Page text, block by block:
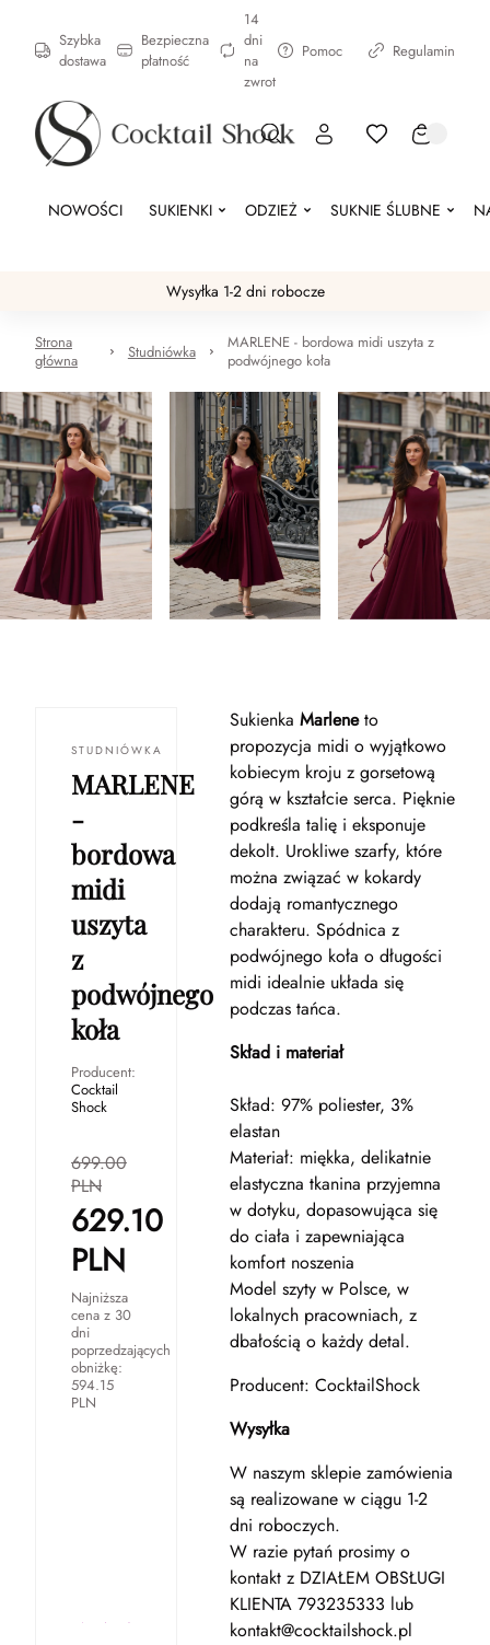
Szybka
dostawa
Bezpieczna
płatność
14
dni
na
zwrot
Pomoc Regulamin
NOWOŚCI SUKIENKI ODZIEŻ SUKNIE ŚLUBNE
Wysyłka 1-2 dni robocze
Strona
główna
Studniówka
MARLENE - bordowa midi uszyta z
podwójnego koła
STUDNIÓWKA
MARLENE
-
bordowa
midi
uszyta
z
podwójnego
koła
Producent:
Cocktail
Shock
699.00
PLN
629.10
PLN
Najniższa
cena z 30
dni
poprzedzających
obniżkę:
594.15
PLN
Sukienka Marleneto
propozycja midi o wyjątkowo
kobiecym kroju z gorsetową
górą w kształcie serca. Pięknie
podkreśla talię i eksponuje
dekolt. Urokliwe szarfy, które
można związać w kokardy
dodają romantycznego
charakteru. Spódnica z
podwójnego koła o długości
midi idealnie układa się
podczas tańca.
Skład i materiał
Skład: 97% poliester, 3%
elastan
Materiał: miękka, delikatnie
elastyczna tkanina przyjemna
w dotyku, dopasowująca się
do ciała i zapewniająca
komfort noszenia
Model szyty w Polsce, w
lokalnych pracowniach, z
dbałością o każdy detal.
Producent: CocktailShock
Wysyłka
W naszym sklepie zamówienia
są realizowane w ciągu 1-2
dni roboczych.
W razie pytań prosimy o
kontakt z DZIAŁEM OBSŁUGI
KLIENTA 793235333 lub
kontakt@cocktailshock.pl